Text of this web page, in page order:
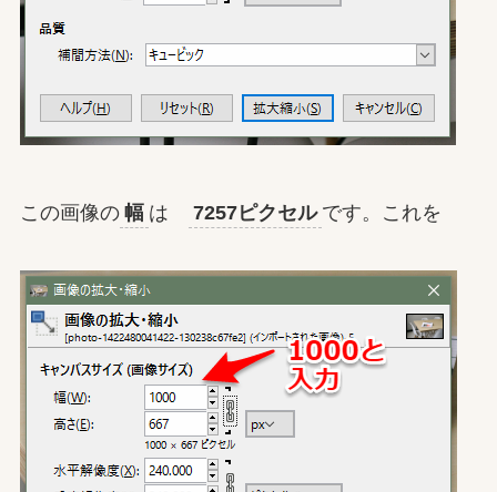
この画像の 幅 は 7257ピクセル です。これを